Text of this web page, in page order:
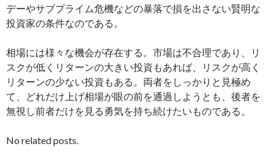
デーやサブプライム危機などの暴落で損を出さない賢明な
投資家の条件なのである。
相場には様々な機会が存在する。市場は不合理であり、リ
スクが低くリターンの大きい投資もあれば、リスクが高く
リターンの少ない投資もある。両者をしっかりと見極め
て、どれだけ上げ相場が眼の前を通過しようとも、後者を
無視し前者だけを見る勇気を持ち続けたいものである。
No related posts.